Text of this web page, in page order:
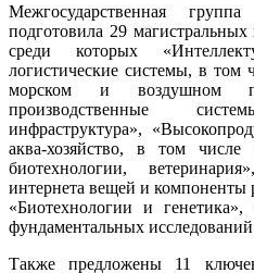
Межгосударственная
подготовила 29 магистральных
среди которых
логистические системы, в том
морском и воздушном
производственные
инфраструктура»,
аква-хозяйство, в том числе
биотехнологии,
интернета вещей и компоненты
«Биотехнологии и
фундаментальных
Также предложены 11